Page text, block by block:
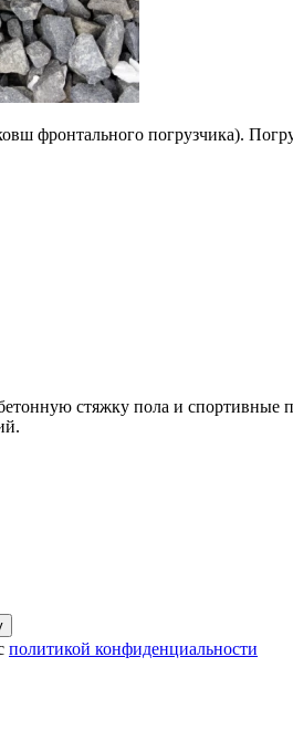
фронтального погрузчика).
стяжку пола и
политикой конфиденциальности